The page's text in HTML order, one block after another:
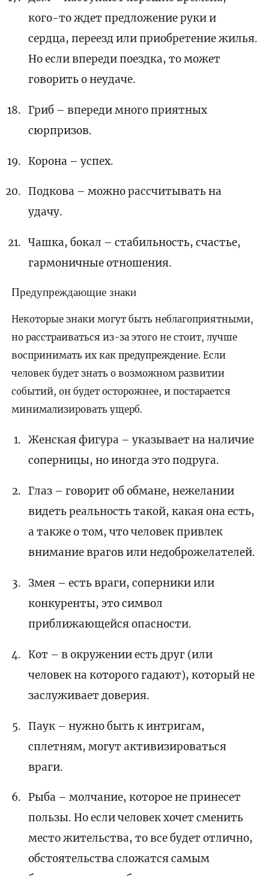
кого-то ждет предложение руки и
сердца, переезд или приобретение жилья.
Но если впереди поездка, то может
говорить о неудаче.
Гриб – впереди много приятных
сюрпризов.
Корона – успех.
Подкова – можно рассчитывать на
удачу.
Чашка, бокал – стабильность, счастье,
гармоничные отношения.
Предупреждающие знаки
Некоторые знаки могут быть неблагоприятными,
но расстраиваться из-за этого не стоит, лучше
воспринимать их как предупреждение. Если
человек будет знать о возможном развитии
событий, он будет осторожнее, и постарается
минимализировать ущерб.
Женская фигура – указывает на наличие
соперницы, но иногда это подруга.
Глаз – говорит об обмане, нежелании
видеть реальность такой, какая она есть,
а также о том, что человек привлек
внимание врагов или недоброжелателей.
Змея – есть враги, соперники или
конкуренты, это символ
приближающейся опасности.
Кот – в окружении есть друг (или
человек на которого гадают), который не
заслуживает доверия.
Паук – нужно быть к интригам,
сплетням, могут активизироваться
враги.
Рыба – молчание, которое не принесет
пользы. Но если человек хочет сменить
место жительства, то все будет отлично,
обстоятельства сложатся самым